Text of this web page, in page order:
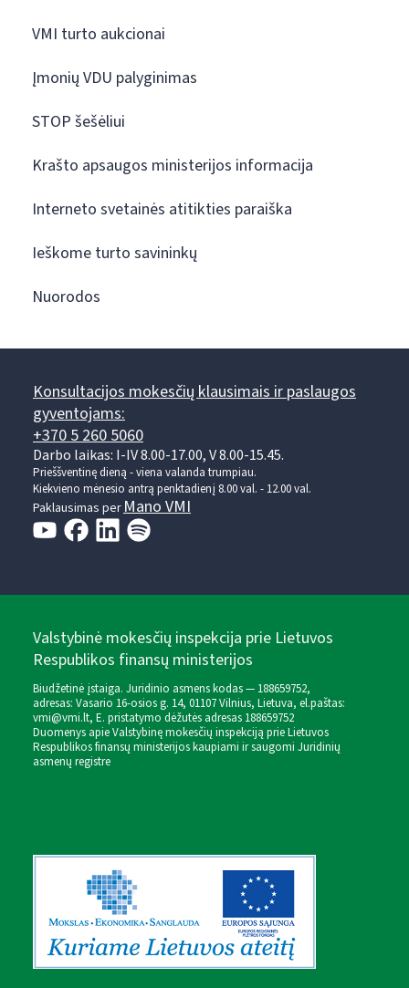
VMI turto aukcionai
Įmonių VDU palyginimas
STOP šešėliui
Krašto apsaugos ministerijos informacija
Interneto svetainės atitikties paraiška
Ieškome turto savininkų
Nuorodos
Konsultacijos mokesčių klausimais ir paslaugos
gyventojams:
+370 5 260 5060
Darbo laikas: I-IV 8.00-17.00, V 8.00-15.45.
Prieššventinę dieną - viena valanda trumpiau.
Kiekvieno mėnesio antrą penktadienį 8.00 val. - 12.00 val.
Paklausimas perMano VMI
Valstybinė mokesčių inspekcija prie Lietuvos
Respublikos finansų ministerijos
Biudžetinė įstaiga. Juridinio asmens kodas — 188659752,
adresas: Vasario 16-osios g. 14, 01107 Vilnius, Lietuva, el.paštas:
vmi@vmi.lt, E. pristatymo dėžutės adresas 188659752
Duomenys apie Valstybinę mokesčių inspekciją prie Lietuvos
Respublikos finansų ministerijos kaupiami ir saugomi Juridinių
asmenų registre